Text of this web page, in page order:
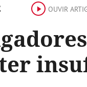
OUVIR